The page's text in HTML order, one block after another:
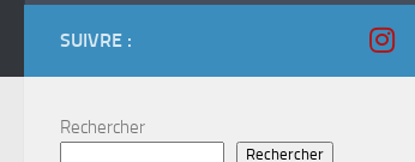
SUIVRE :
Rechercher
Rechercher